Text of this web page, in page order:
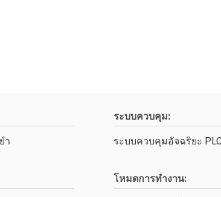
ำ
ระบบควบคุม:
ระบบควบคุมอัจฉริยะ
โหมดการทำงาน: